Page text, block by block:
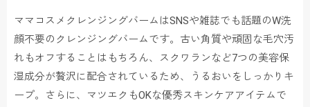
ママコスメクレンジングバームはSNSや雑誌でも話題のW洗
顔不要のクレンジングバームです。古い角質や頑固な毛穴汚
れもオフすることはもちろん、スクワランなど7つの美容保
湿成分が贅沢に配合されているため、うるおいをしっかりキ
ープ。さらに、マツエクもOKな優秀スキンケアアイテムで